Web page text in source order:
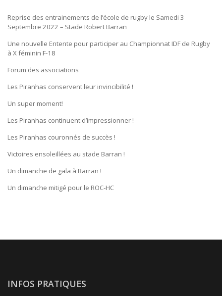
Reprise des entrainements de l’école de rugby le Samedi 3
Septembre 2022 – Stade Robert Barran
Une nouvelle Entente pour participer au Championnat IDF de Rugby
à X féminin F-18
Forum des associations
Les Piranhas conservent leur invincibilité !
Un super moment!
Les Piranhas continuent d’impressionner !
Les Piranhas couronnés de succès !
Victoires ensoleillées au stade Barran !
Un dimanche de gala à Barran !
Un dimanche mitigé pour le ROC-HC
INFOS PRATIQUES